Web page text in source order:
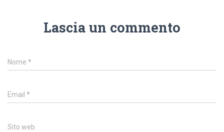
Lascia un commento
Nome *
Email *
Sito web